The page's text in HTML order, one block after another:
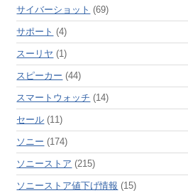
サイバーショット (69)
サポート (4)
スーリヤ (1)
スピーカー (44)
スマートウォッチ (14)
セール (11)
ソニー (174)
ソニーストア (215)
ソニーストア値下げ情報 (15)